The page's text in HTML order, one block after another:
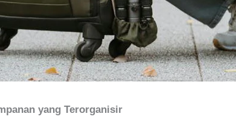
yang Terorganisir